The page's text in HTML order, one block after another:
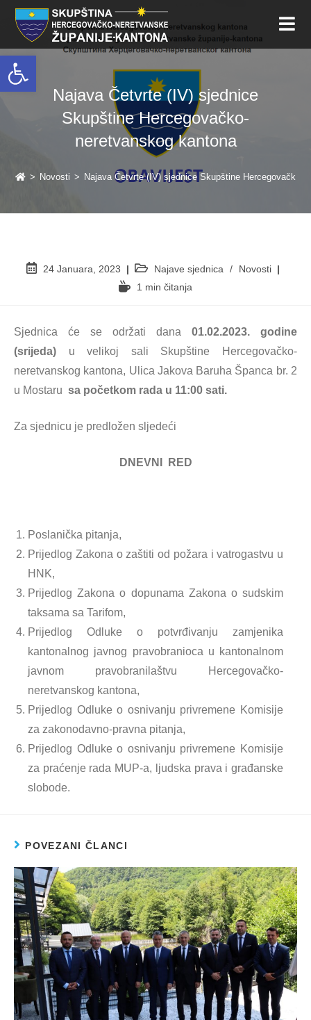
Open toolbar
Najava Četvrte (IV) sjednice
Skupštine Hercegovačko-
neretvanskog kantona
> Novosti > Najava Četvrte (IV) sjednice Skupštine Hercegovačko-
24 Januara, 2023 Najave sjednica /
Novosti
1 min čitanja
Sjednica će se održati dana 01.02.2023. godine
(srijeda) u velikoj sali Skupštine Hercegovačko-
neretvanskog kantona, Ulica Jakova Baruha Španca br. 2
u Mostaru sa početkom rada u 11:00 sati.
Za sjednicu je predložen sljedeći
DNEVNI RED
Poslanička pitanja,
Prijedlog Zakona o zaštiti od požara i vatrogastvu u
HNK,
Prijedlog Zakona o dopunama Zakona o sudskim
taksama sa Tarifom,
Prijedlog Odluke o potvrđivanju zamjenika
kantonalnog javnog pravobranioca u kantonalnom
javnom pravobranilaštvu Hercegovačko-
neretvanskog kantona,
Prijedlog Odluke o osnivanju privremene Komisije
za zakonodavno-pravna pitanja,
Prijedlog Odluke o osnivanju privremene Komisije
za praćenje rada MUP-a, ljudska prava i građanske
slobode.
POVEZANI ČLANCI